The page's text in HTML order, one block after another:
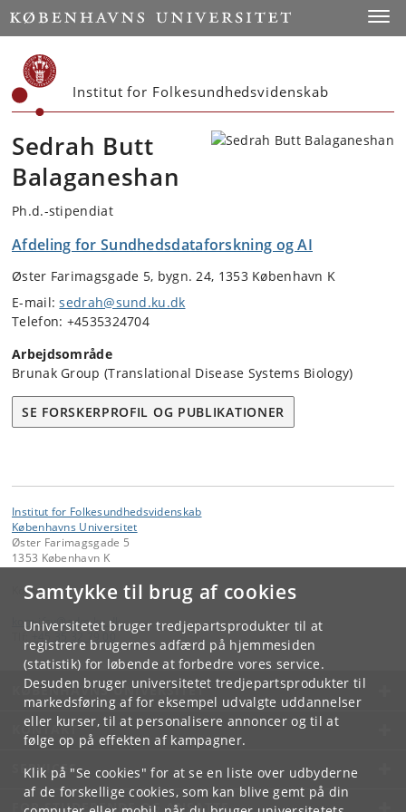
Samtykke til brug af cookies
Universitetet bruger tredjepartsprodukter til at
registrere brugernes adfærd på hjemmesiden
(statistik) for løbende at forbedre vores service.
Desuden bruger universitetet tredjepartsprodukter til
markedsføring af for eksempel udvalgte uddannelser
eller kurser, til at personalisere annoncer og til at
følge op på effekten af kampagner.
Klik på "Se cookies" for at se en liste over udbyderne
af de forskellige cookies, som kan blive gemt på din
Start
Institut for Folkesundhedsvidenskab
Sedrah Butt
Balaganeshan
Ph.d.-stipendiat
Afdeling for Sundhedsdataforskning og AI
Øster Farimagsgade 5, bygn. 24, 1353 København K
E-mail:sedrah@sund.ku.dk
Telefon: +4535324704
Arbejdsområde
Brunak Group (Translational Disease Systems Biology)
SE FORSKERPROFIL OG PUBLIKATIONER
Institut for Folkesundhedsvidenskab
Københavns Universitet
Øster Farimagsgade 5
1353 København K
Kontakt:
kom-ifsv@adm.ku dk
KØBENHAVNS UNIVERSITET
KONTAKT
SERVICES
FOR STUDERENDE OG ANSATTE